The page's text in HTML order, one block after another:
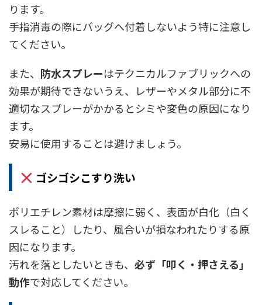
ります。
手指消毒の際にバッグへ付着しないよう特に注意し
てください。
また、 防水スプレーはテクニカルファブリックへの
効果が期待できないうえ、レザーやメタル部分に不
適切なスプレーがかかるとシミや変色の原因になり
ます。
安易に使用することは避けましょう。
ゴシゴシこすり洗い
ポリエチレン素材は摩擦に弱く、表面が白化（白く
スレること）したり、風合いが損なわれたりする原
因になります。
汚れを落としたいときも、 必ず「叩く・押さえる」
動作で対応してください。